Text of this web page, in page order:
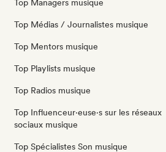
Top Managers musique
Top Médias / Journalistes musique
Top Mentors musique
Top Playlists musique
Top Radios musique
Top Influenceur·euse·s sur les réseaux
sociaux musique
Top Spécialistes Son musique